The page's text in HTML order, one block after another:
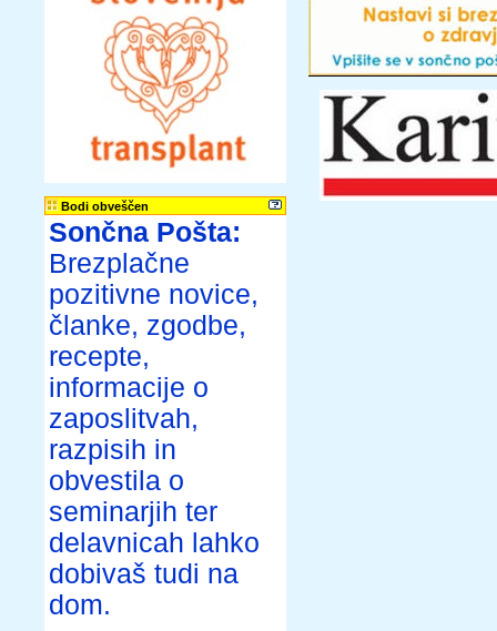
Bodi obveščen
Sončna Pošta:
Brezplačne
pozitivne novice,
članke, zgodbe,
recepte,
informacije o
zaposlitvah,
razpisih in
obvestila o
seminarjih ter
delavnicah lahko
dobivaš tudi na
dom.